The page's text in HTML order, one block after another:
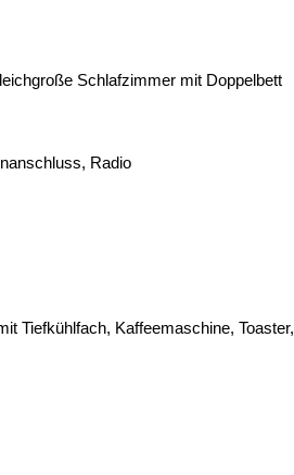
Schlafzimmer mit Doppelbett
Radio
Tiefkühlfach, Kaffeemaschine, Toaster,